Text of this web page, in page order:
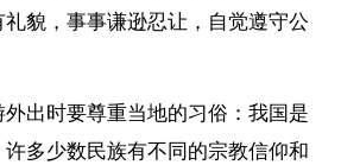
貌，事事谦逊忍让，自觉遵守公
外出时要尊重当地的习俗：我国是
多少数民族有不同的宗教信仰和